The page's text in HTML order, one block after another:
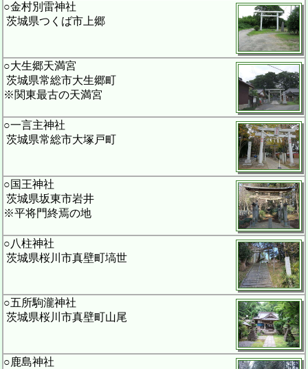
○金村別雷神社
茨城県つくば市上郷
○大生郷天満宮
茨城県常総市大生郷町
※関東最古の天満宮
○一言主神社
茨城県常総市大塚戸町
○国王神社
茨城県坂東市岩井
※平将門終焉の地
○八柱神社
茨城県桜川市真壁町塙世
○五所駒瀧神社
茨城県桜川市真壁町山尾
○鹿島神社